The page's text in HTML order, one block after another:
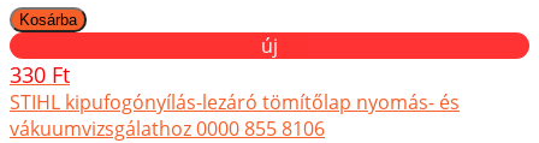
új
330 Ft
STIHL kipufogónyílás-lezáró tömítőlap nyomás- és
vákuumvizsgálathoz 0000 855 8106